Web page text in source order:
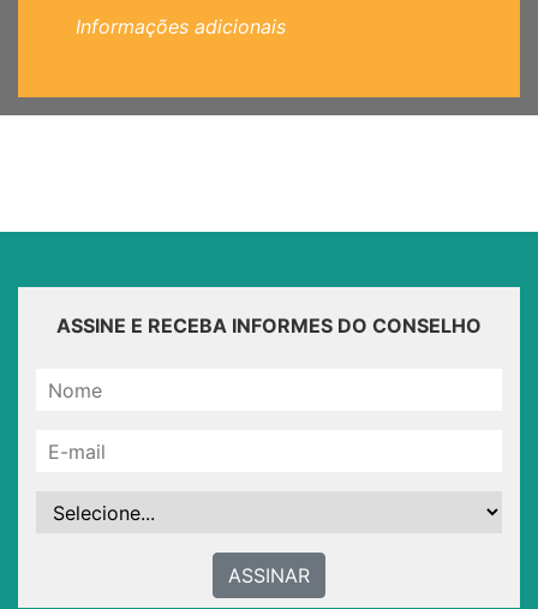
Informações adicionais
ASSINE E RECEBA INFORMES DO CONSELHO
ASSINAR